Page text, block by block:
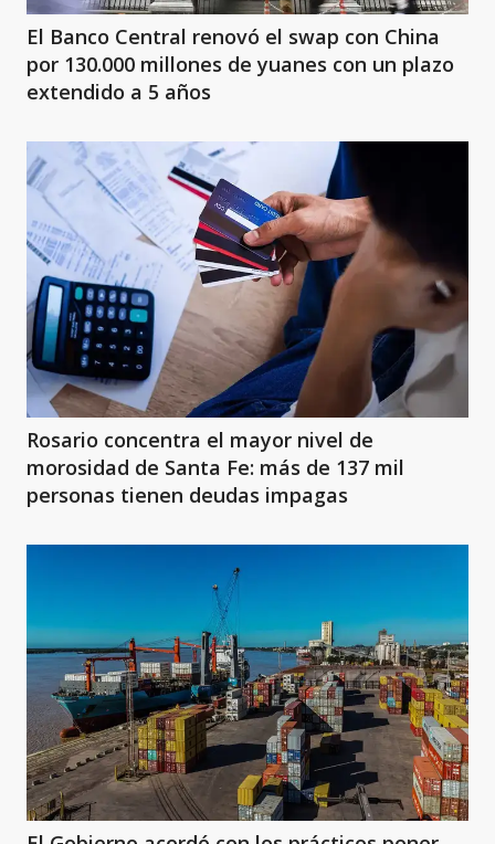
El Banco Central renovó el swap con China
por 130.000 millones de yuanes con un plazo
extendido a 5 años
Rosario concentra el mayor nivel de
morosidad de Santa Fe: más de 137 mil
personas tienen deudas impagas